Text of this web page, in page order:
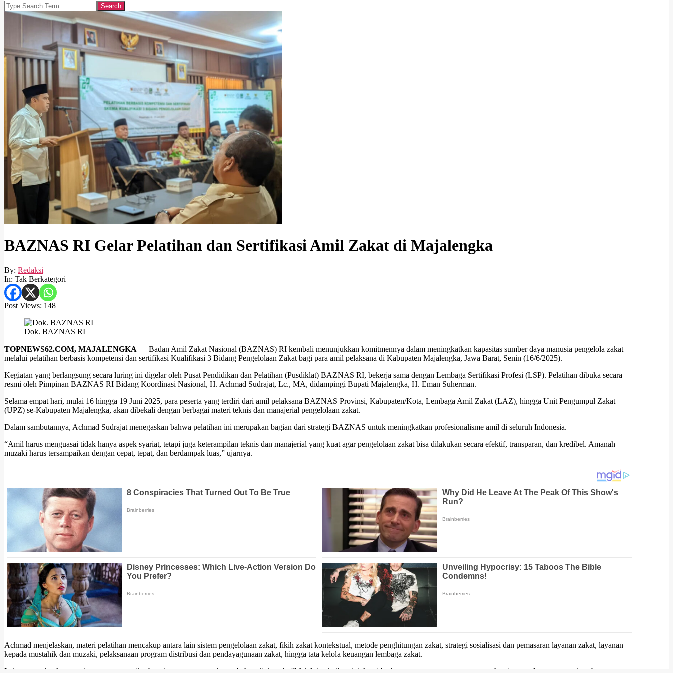
Search
BAZNAS RI Gelar Pelatihan dan Sertifikasi Amil Zakat di Majalengka
By: Redaksi
In: Tak Berkategori
Post Views: 148
Dok. BAZNAS RI
TOPNEWS62.COM, MAJALENGKA — Badan Amil Zakat Nasional (BAZNAS) RI kembali menunjukkan komitmennya dalam meningkatkan kapasitas sumber daya manusia pengelola zakat
melalui pelatihan berbasis kompetensi dan sertifikasi Kualifikasi 3 Bidang Pengelolaan Zakat bagi para amil pelaksana di Kabupaten Majalengka, Jawa Barat, Senin (16/6/2025).
Kegiatan yang berlangsung secara luring ini digelar oleh Pusat Pendidikan dan Pelatihan (Pusdiklat) BAZNAS RI, bekerja sama dengan Lembaga Sertifikasi Profesi (LSP). Pelatihan dibuka secara
resmi oleh Pimpinan BAZNAS RI Bidang Koordinasi Nasional, H. Achmad Sudrajat, Lc., MA, didampingi Bupati Majalengka, H. Eman Suherman.
Selama empat hari, mulai 16 hingga 19 Juni 2025, para peserta yang terdiri dari amil pelaksana BAZNAS Provinsi, Kabupaten/Kota, Lembaga Amil Zakat (LAZ), hingga Unit Pengumpul Zakat
(UPZ) se-Kabupaten Majalengka, akan dibekali dengan berbagai materi teknis dan manajerial pengelolaan zakat.
Dalam sambutannya, Achmad Sudrajat menegaskan bahwa pelatihan ini merupakan bagian dari strategi BAZNAS untuk meningkatkan profesionalisme amil di seluruh Indonesia.
“Amil harus menguasai tidak hanya aspek syariat, tetapi juga keterampilan teknis dan manajerial yang kuat agar pengelolaan zakat bisa dilakukan secara efektif, transparan, dan kredibel. Amanah
muzaki harus tersampaikan dengan cepat, tepat, dan berdampak luas,” ujarnya.
Achmad menjelaskan, materi pelatihan mencakup antara lain sistem pengelolaan zakat, fikih zakat kontekstual, metode penghitungan zakat, strategi sosialisasi dan pemasaran layanan zakat, layanan
kepada mustahik dan muzaki, pelaksanaan program distribusi dan pendayagunaan zakat, hingga tata kelola keuangan lembaga zakat.
Ia juga menekankan pentingnya peran amil sebagai motor penggerak perubahan di daerah. “Melalui pelatihan ini, kami berharap para peserta mampu memahami peran dan tanggung jawabnya, serta